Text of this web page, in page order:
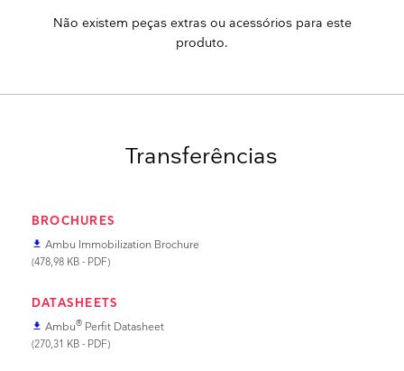
Não existem peças extras ou acessórios para este
produto.
Transferências
BROCHURES
file_download Ambu Immobilization Brochure
(478,98 KB - PDF)
DATASHEETS
file_download Ambu®Perfit Datasheet
(270,31 KB - PDF)